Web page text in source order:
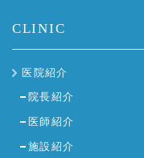
CLINIC
医院紹介
院長紹介
医師紹介
施設紹介